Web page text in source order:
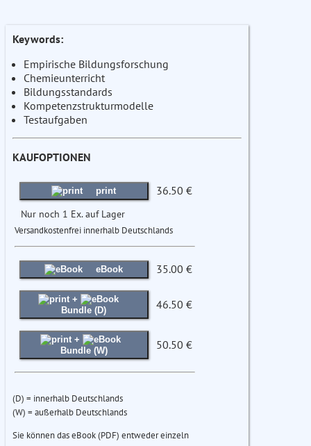
Keywords:
Empirische Bildungsforschung
Chemieunterricht
Bildungsstandards
Kompetenzstrukturmodelle
Testaufgaben
KAUFOPTIONEN
print 36.50 €
Nur noch 1 Ex. auf Lager
Versandkostenfrei innerhalb Deutschlands
eBook 35.00 €
+
Bundle (D)
46.50 €
+
Bundle (W)
50.50 €
(D) = innerhalb Deutschlands
(W) = außerhalb Deutschlands
Sie können das eBook (PDF) entweder einzeln